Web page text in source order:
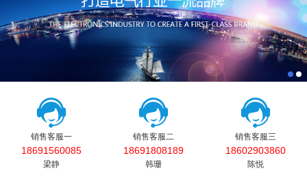
销售客服一
18691560085
梁静
销售客服二
18691808189
韩珊
销售客服三
18602903860
陈悦